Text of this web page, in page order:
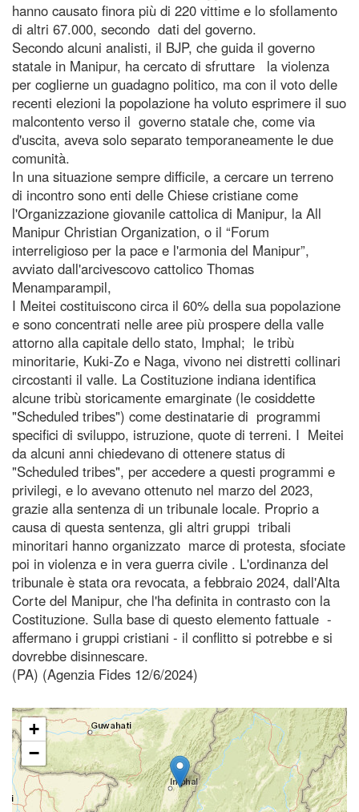
hanno causato finora più di 220 vittime e lo sfollamento
di altri 67.000, secondo dati del governo.
Secondo alcuni analisti, il BJP, che guida il governo
statale in Manipur, ha cercato di sfruttare la violenza
per coglierne un guadagno politico, ma con il voto delle
recenti elezioni la popolazione ha voluto esprimere il suo
malcontento verso il governo statale che, come via
d'uscita, aveva solo separato temporaneamente le due
comunità.
In una situazione sempre difficile, a cercare un terreno
di incontro sono enti delle Chiese cristiane come
l'Organizzazione giovanile cattolica di Manipur, la All
Manipur Christian Organization, o il “Forum
interreligioso per la pace e l'armonia del Manipur”,
avviato dall'arcivescovo cattolico Thomas
Menamparampil,
I Meitei costituiscono circa il 60% della sua popolazione
e sono concentrati nelle aree più prospere della valle
attorno alla capitale dello stato, Imphal; le tribù
minoritarie, Kuki-Zo e Naga, vivono nei distretti collinari
circostanti il valle. La Costituzione indiana identifica
alcune tribù storicamente emarginate (le cosiddette
"Scheduled tribes") come destinatarie di programmi
specifici di sviluppo, istruzione, quote di terreni. I Meitei
da alcuni anni chiedevano di ottenere status di
"Scheduled tribes", per accedere a questi programmi e
privilegi, e lo avevano ottenuto nel marzo del 2023,
grazie alla sentenza di un tribunale locale. Proprio a
causa di questa sentenza, gli altri gruppi tribali
minoritari hanno organizzato marce di protesta, sfociate
poi in violenza e in vera guerra civile . L'ordinanza del
tribunale è stata ora revocata, a febbraio 2024, dall'Alta
Corte del Manipur, che l'ha definita in contrasto con la
Costituzione. Sulla base di questo elemento fattuale -
affermano i gruppi cristiani - il conflitto si potrebbe e si
dovrebbe disinnescare.
(PA) (Agenzia Fides 12/6/2024)
+
−